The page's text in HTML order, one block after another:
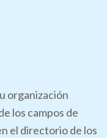
organización
los campos de
el directorio de los